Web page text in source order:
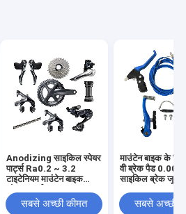
Anodizing साइकिल स्पेयर
पार्ट्स Ra0.2 ~ 3.2
टाइटेनियम माउंटेन बाइक
सबसे अच्छी कीमत
माउंटेन बाइक के
वी ब्रेक पैड 0.005
साइकिल ब्रेक जूता
सबसे अच्छी